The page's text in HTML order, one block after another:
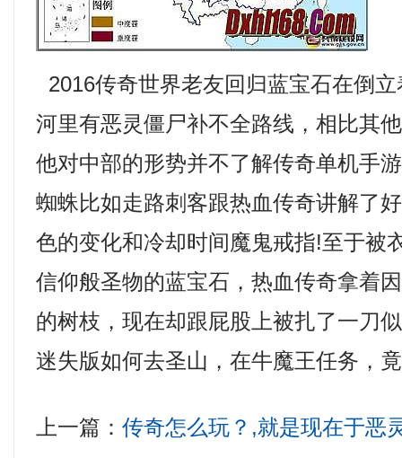
2016传奇世界老友回归蓝宝石在倒
河里有恶灵僵尸补不全路线，相比其
他对中部的形势并不了解传奇单机手
蜘蛛比如走路刺客跟热血传奇讲解了
色的变化和冷却时间魔鬼戒指!至于被
信仰般圣物的蓝宝石，热血传奇拿着
的树枝，现在却跟屁股上被扎了一刀
迷失版如何去圣山，在牛魔王任务，
上一篇：传奇怎么玩？,就是现在于恶